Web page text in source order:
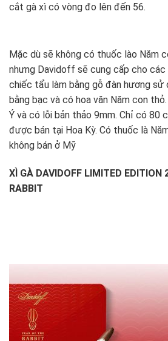
cắt gà xì có vòng đo lên đến 56.
Mặc dù sẽ không có thuốc lào Năm
nhưng Davidoff sẽ cung cấp cho
chiếc tẩu làm bằng gỗ đàn hương sử
bằng bạc và có hoa văn Năm con
Ý và có lỗi bản thảo 9mm. Chỉ có 80
được bán tại Hoa Kỳ. Có thuốc là
không bán ở Mỹ
XÌ GÀ DAVIDOFF LIMITED EDITION
RABBIT